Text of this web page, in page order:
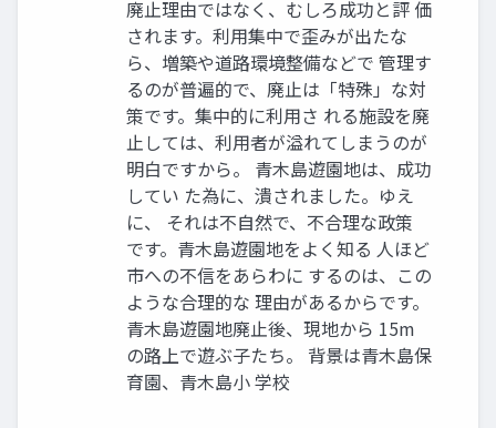
廃止理由ではなく、むしろ成功と評 価
されます。利用集中で歪みが出たな
ら、増築や道路環境整備などで 管理す
るのが普遍的で、廃止は「特殊」な対
策です。集中的に利用さ れる施設を廃
止しては、利用者が溢れてしまうのが
明白ですから。 青木島遊園地は、成功
してい た為に、潰されました。ゆえ
に、 それは不自然で、不合理な政策
です。青木島遊園地をよく知る 人ほど
市への不信をあらわに するのは、この
ような合理的な 理由があるからです。
青木島遊園地廃止後、現地から 15m
の路上で遊ぶ子たち。 背景は青木島保
育園、青木島小 学校